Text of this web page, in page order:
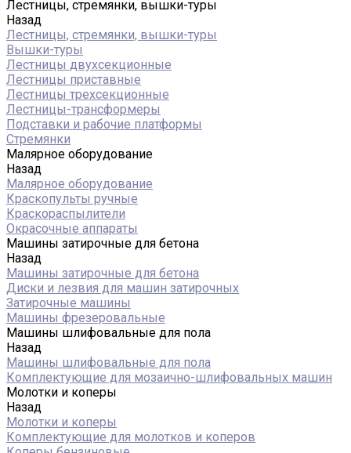
Лестницы, стремянки, вышки-туры
Назад
Лестницы, стремянки, вышки-туры
Вышки-туры
Лестницы двухсекционные
Лестницы приставные
Лестницы трехсекционные
Лестницы-трансформеры
Подставки и рабочие платформы
Стремянки
Малярное оборудование
Назад
Малярное оборудование
Краскопульты ручные
Краскораспылители
Окрасочные аппараты
Машины затирочные для бетона
Назад
Машины затирочные для бетона
Диски и лезвия для машин затирочных
Затирочные машины
Машины фрезеровальные
Машины шлифовальные для пола
Назад
Машины шлифовальные для пола
Комплектующие для мозаично-шлифовальных машин
Молотки и коперы
Назад
Молотки и коперы
Комплектующие для молотков и коперов